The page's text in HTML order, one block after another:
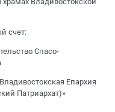
счет:
Спасо-
Епархия
Патриархат)»